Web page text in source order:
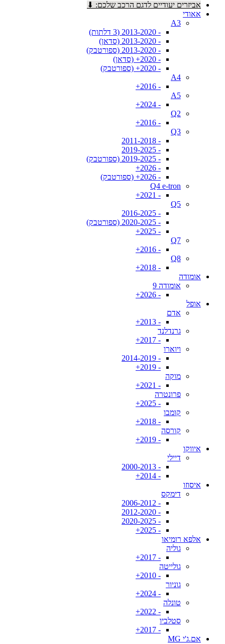
אביזרים יעודיים לדגם הרכב שלכם: ⬇
אאודי
A3
- 2013-2020 (3 דלתות)
- 2013-2020 (סדאן)
- 2013-2020 (ספורטבק)
- 2020+ (סדאן)
- 2020+ (ספורטבק)
A4
- 2016+
A5
- 2024+
Q2
- 2016+
Q3
- 2011-2018
- 2019-2025
- 2019-2025 (ספורטבק)
- 2026+
- 2026+ (ספורטבק)
Q4 e-tron
- 2021+
Q5
- 2016-2025
- 2020-2025 (ספורטבק)
- 2025+
Q7
- 2016+
Q8
- 2018+
אומודה
אומודה 9
- 2026+
אופל
אדם
- 2013+
גרנדלנד
- 2017+
ויוארו
- 2014-2019
- 2019+
מוקה
- 2021+
פרונטרה
- 2025+
קומבו
- 2018+
קורסה
- 2019+
איווקו
דיילי
- 2000-2013
- 2014+
איסוזו
דימקס
- 2006-2012
- 2012-2020
- 2020-2025
- 2025+
אלפא רומיאו
גוליה
- 2017+
גולייטה
- 2010+
גוניור
- 2024+
טונלה
- 2022+
סטלביו
- 2017+
אם.ג'י MG